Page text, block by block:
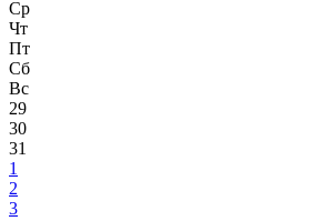
Ср
Чт
Пт
Сб
Вс
29
30
31
1
2
3